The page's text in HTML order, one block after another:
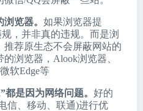
览器。 如果浏览器提
，并非真的违规。而是浏
推荐原生态不会屏蔽网站的
浏览器， Alook浏览器
微软Edge等
是因为网络问题。 好的
信、移动、联通)进行优